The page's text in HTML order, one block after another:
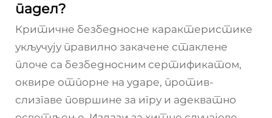
падел?
Критичне безбедносне карактеристике
укључују правилно закачене стаклене
плоче са безбедносним сертификатом,
оквире отпорне на ударе, против-
слизгаве површине за игру и адекватно